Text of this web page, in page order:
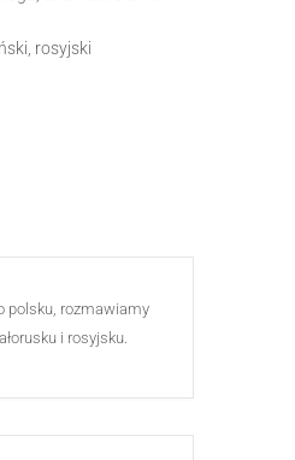
rosyjski
polsku, rozmawiamy
i rosyjsku.